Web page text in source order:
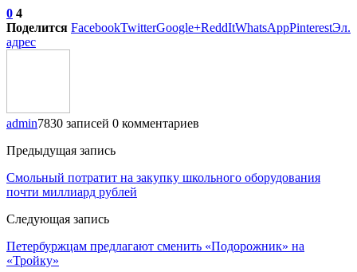
0 4
Поделится FacebookTwitterGoogle+ReddItWhatsAppPinterestЭл.
адрес
admin7830 записей 0 комментариев
Предыдущая запись
Смольный потратит на закупку школьного оборудования
почти миллиард рублей
Следующая запись
Петербуржцам предлагают сменить «Подорожник» на
«Тройку»